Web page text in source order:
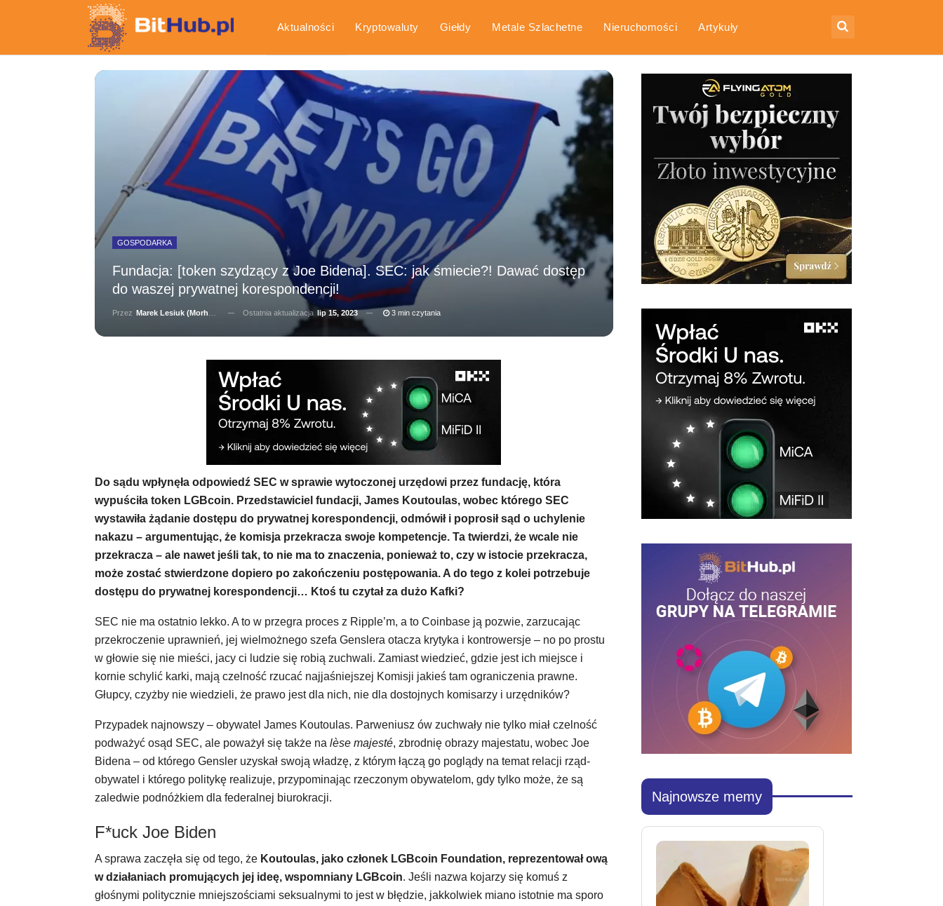
Aktualności Kryptowaluty Giełdy Metale Szlachetne Nieruchomości Artykuły
Gospodarka Poradniki
GOSPODARKA
Fundacja: [token szydzący z Joe Bidena]. SEC: jak śmiecie?! Dawać dostęp
do waszej prywatnej korespondencji!
Przez Marek Lesiuk (Morhainn) Ostatnia aktualizacja lip 15, 2023 3 min czytania
Do sądu wpłynęła odpowiedź SEC w sprawie wytoczonej urzędowi przez fundację, która
wypuściła token LGBcoin. Przedstawiciel fundacji, James Koutoulas, wobec którego SEC
wystawiła żądanie dostępu do prywatnej korespondencji, odmówił i poprosił sąd o uchylenie
nakazu – argumentując, że komisja przekracza swoje kompetencje. Ta twierdzi, że wcale nie
przekracza – ale nawet jeśli tak, to nie ma to znaczenia, ponieważ to, czy w istocie przekracza,
może zostać stwierdzone dopiero po zakończeniu postępowania. A do tego z kolei potrzebuje
dostępu do prywatnej korespondencji… Ktoś tu czytał za dużo Kafki?
SEC nie ma ostatnio lekko. A to w przegra proces z Ripple’m, a to Coinbase ją pozwie, zarzucając
przekroczenie uprawnień, jej wielmożnego szefa Genslera otacza krytyka i kontrowersje – no po prostu
w głowie się nie mieści, jacy ci ludzie się robią zuchwali. Zamiast wiedzieć, gdzie jest ich miejsce i
kornie schylić karki, mają czelność rzucać najjaśniejszej Komisji jakieś tam ograniczenia prawne.
Głupcy, czyżby nie wiedzieli, że prawo jest dla nich, nie dla dostojnych komisarzy i urzędników?
Przypadek najnowszy – obywatel James Koutoulas. Parweniusz ów zuchwały nie tylko miał czelność
podważyć osąd SEC, ale poważył się także na lèse majesté, zbrodnię obrazy majestatu, wobec Joe
Bidena – od którego Gensler uzyskał swoją władzę, z którym łączą go poglądy na temat relacji rząd-
obywatel i którego politykę realizuje, przypominając rzeczonym obywatelom, gdy tylko może, że są
zaledwie podnóżkiem dla federalnej biurokracji.
F*uck Joe Biden
A sprawa zaczęła się od tego, że Koutoulas, jako członek LGBcoin Foundation, reprezentował ową
w działaniach promujących jej ideę, wspomniany LGBcoin. Jeśli nazwa kojarzy się komuś z
głośnymi politycznie mniejszościami seksualnymi to jest w błędzie, jakkolwiek miano istotnie ma sporo
Najnowsze memy